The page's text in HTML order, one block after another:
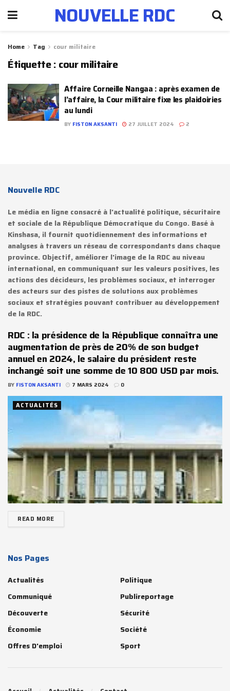
NOUVELLE RDC
Home Tag cour militaire
Étiquette :cour militaire
Affaire Corneille Nangaa : après examen de
l’affaire, la Cour militaire fixe les plaidoiries
au lundi
BY FISTON AKSANTI 27 JUILLET 2024 2
Nouvelle RDC
Le média en ligne consacré à l'actualité politique, sécuritaire
et sociale de la République Démocratique du Congo. Basé à
Kinshasa, il fournit quotidiennement des informations et
analyses à travers un réseau de correspondants dans chaque
province. Objectif, améliorer l'image de la RDC au niveau
international, en communiquant sur les valeurs positives, les
actions des décideurs, les problèmes sociaux, et interroger
des acteurs sur des pistes de solutions aux problèmes
sociaux et stratégies pouvant contribuer au développement
de la RDC.
RDC : la présidence de la République connaîtra une
augmentation de près de 20% de son budget
annuel en 2024, le salaire du président reste
inchangé soit une somme de 10 800 USD par mois.
BY FISTON AKSANTI 7 MARS 2024 0
ACTUALITÉS
READ MORE
Nos Pages
Actualités
Communiqué
Découverte
Économie
Offres D'emploi
Politique
Publireportage
Sécurité
Société
Sport